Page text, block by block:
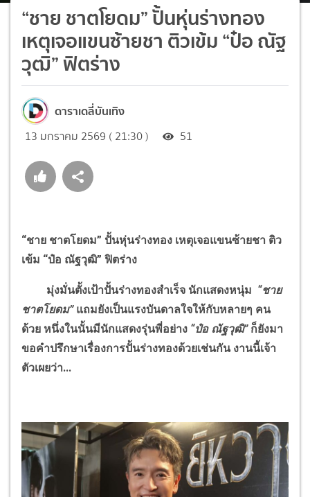
“ชาย ชาตโยดม” ปั้นหุ่นร่างทอง
เหตุเจอแขนซ้ายชา ติวเข้ม “ป๋อ ณัฐ
วุฒิ” ฟิตร่าง
ดาราเดลี่บันเทิง
13 มกราคม 2569 ( 21:30 ) 51
“ชาย ชาตโยดม” ปั้นหุ่นร่างทอง เหตุเจอแขนซ้ายชา ติว
เข้ม “ป๋อ ณัฐวุฒิ” ฟิตร่าง
มุ่งมั่นตั้งเป้าปั้นร่างทองสำเร็จ นักแสดงหนุ่ม “ชาย
ชาตโยดม”แถมยังเป็นแรงบันดาลใจให้กับหลายๆ คน
ด้วย หนึ่งในนั้นมีนักแสดงรุ่นพี่อย่าง “ป๋อ ณัฐวุฒิ”ก็ยังมา
ขอคำปรึกษาเรื่องการปั้นร่างทองด้วยเช่นกัน งานนี้เจ้า
ตัวเผยว่า...